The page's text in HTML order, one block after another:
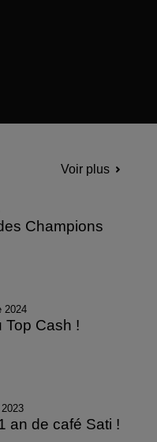
Voir plus
Champions
2024
Top Cash !
an de café Sati !